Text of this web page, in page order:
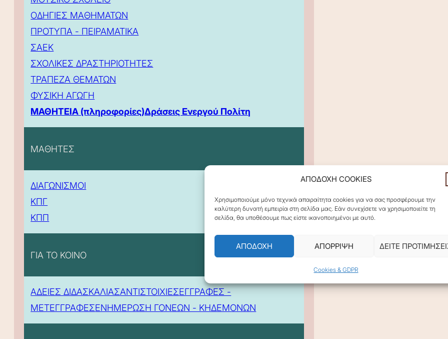
ΑΠΟΔΟΧΗ COOKIES
Χρησιμοποιούμε μόνο τεχνικά απαραίτητα cookies για να σας προσφέρουμε την
καλύτερη δυνατή εμπειρία στη σελίδα μας. Εάν συνεχίσετε να χρησιμοποιείτε τη
σελίδα, θα υποθέσουμε πως είστε ικανοποιημένοι με αυτό.
ΑΠΟΔΟΧΗ ΑΠΟΡΡΙΨΗ ΔΕΙΤΕ
Cookies & GDPR
ΟΔΗΓΙΕΣ ΜΑΘΗΜΑΤΩΝ
ΠΡΟΤΥΠΑ - ΠΕΙΡΑΜΑΤΙΚΑ
ΣΑΕΚ
ΣΧΟΛΙΚΕΣ ΔΡΑΣΤΗΡΙΟΤΗΤΕΣ
ΤΡΑΠΕΖΑ ΘΕΜΑΤΩΝ
ΦΥΣΙΚΗ ΑΓΩΓΗ
ΜΑΘΗΤΕΙΑ (πληροφορίες)Δράσεις Ενεργού Πολίτη
ΜΑΘΗΤΕΣ
ΔΙΑΓΩΝΙΣΜΟΙ
ΚΠΓ
ΚΠΠ
ΓΙΑ ΤΟ ΚΟΙΝΟ
ΑΔΕΙΕΣ ΔΙΔΑΣΚΑΛΙΑΣΑΝΤΙΣΤΟΙΧΙΕΣΕΓΓΡΑΦΕΣ -
ΜΕΤΕΓΓΡΑΦΕΣΕΝΗΜΕΡΩΣΗ ΓΟΝΕΩΝ - ΚΗΔΕΜΟΝΩΝ